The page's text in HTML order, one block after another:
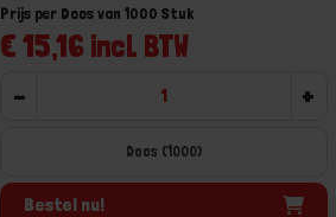
€ 15,16 incl. BTW
Prijs per Doos van 1000 Stuk
- +
Doos (1000)
Bestel nu!